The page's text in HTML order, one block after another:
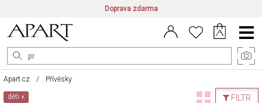
Doprava zdarma
CZ/CZK | EN/EUR PL/PLN
Main
Menu
Apart.cz Přívěsky
FILTR
děti×